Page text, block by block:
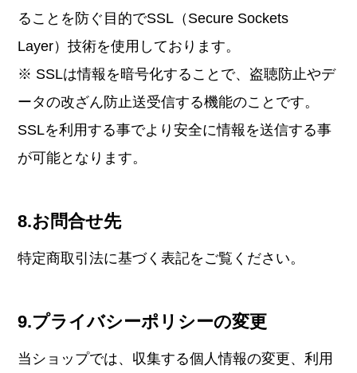
ることを防ぐ目的でSSL（Secure Sockets
Layer）技術を使用しております。
※ SSLは情報を暗号化することで、盗聴防止やデ
ータの改ざん防止送受信する機能のことです。
SSLを利用する事でより安全に情報を送信する事
が可能となります。
8.お問合せ先
特定商取引法に基づく表記をご覧ください。
9.プライバシーポリシーの変更
当ショップでは、収集する個人情報の変更、利用